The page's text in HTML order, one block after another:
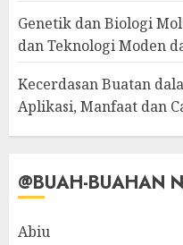
Genetik dan Biologi
dan Teknologi Moden
Kecerdasan Buatan
Aplikasi, Manfaat dan
@BUAH-BUAHAN
Abiu